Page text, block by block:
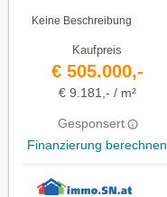
Keine Beschreibung
Kaufpreis
€ 505.000,-
€ 9.181,- / m²
Gesponsert
Finanzierung berechnen